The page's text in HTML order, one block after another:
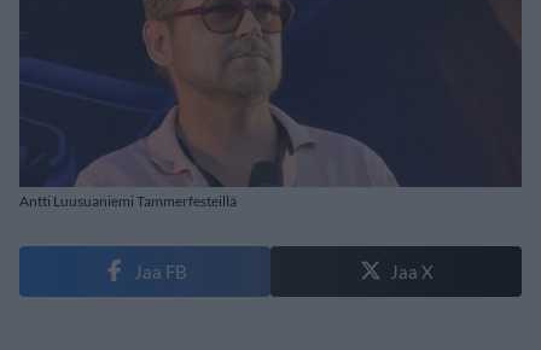
Antti Luusuaniemi Tammerfesteillä
Jaa FB Jaa X